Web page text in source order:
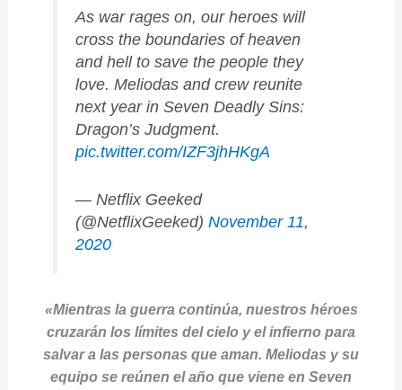
As war rages on, our heroes will
cross the boundaries of heaven
and hell to save the people they
love. Meliodas and crew reunite
next year in Seven Deadly Sins:
Dragon’s Judgment.
pic.twitter.com/IZF3jhHKgA
— Netflix Geeked
(@NetflixGeeked)November 11,
2020
«Mientras la guerra continúa, nuestros héroes
cruzarán los límites del cielo y el infierno para
salvar a las personas que aman. Meliodas y su
equipo se reúnen el año que viene en Seven